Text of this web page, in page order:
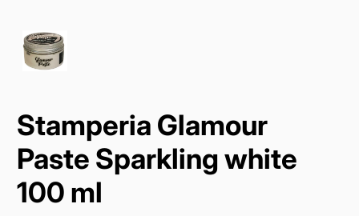
Stamperia Glamour
Paste Sparkling white
100 ml